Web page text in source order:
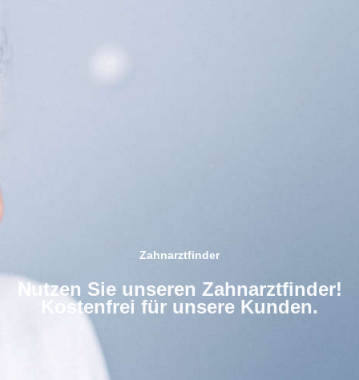
Zahnarztfinder
Nutzen Sie unseren Zahnarztfinder!
Kostenfrei für unsere Kunden.